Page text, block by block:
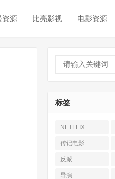
资源 比亮影视 电影资源
标签
NETFLIX
传记电影
反派
导演